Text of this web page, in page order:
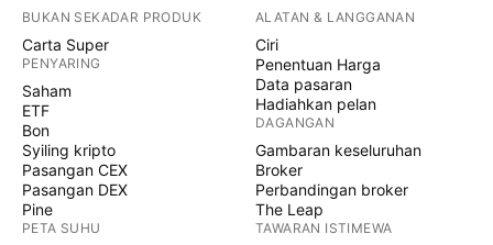
BUKAN SEKADAR PRODUK
Carta Super
PENYARING
Saham
ETF
Bon
Syiling kripto
Pasangan CEX
Pasangan DEX
Pine
PETA SUHU
ALATAN & LANGGANAN
Ciri
Penentuan Harga
Data pasaran
Hadiahkan pelan
DAGANGAN
Gambaran keseluruhan
Broker
Perbandingan broker
The Leap
TAWARAN ISTIMEWA